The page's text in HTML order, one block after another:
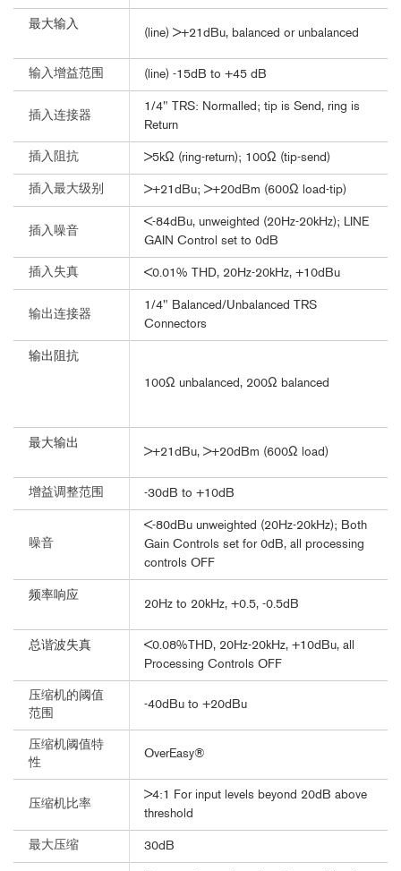
最大输入
(line) >+21dBu, balanced or unbalanced
输入增益范围 (line) -15dB to +45 dB
插入连接器
1/4" TRS: Normalled; tip is Send, ring is
Return
插入阻抗 >5kΩ (ring-return); 100Ω (tip-send)
插入最大级别 >+21dBu; >+20dBm (600Ω load-tip)
插入噪音
<-84dBu, unweighted (20Hz-20kHz); LINE
GAIN Control set to 0dB
插入失真 <0.01% THD, 20Hz-20kHz, +10dBu
输出连接器
1/4" Balanced/Unbalanced TRS
Connectors
输出阻抗
100Ω unbalanced, 200Ω balanced
最大输出
>+21dBu, >+20dBm (600Ω load)
增益调整范围 -30dB to +10dB
噪音
<-80dBu unweighted (20Hz-20kHz); Both
Gain Controls set for 0dB, all processing
controls OFF
频率响应
20Hz to 20kHz, +0.5, -0.5dB
总谐波失真
<0.08%THD, 20Hz-20kHz, +10dBu, all
Processing Controls OFF
压缩机的阈值
范围
-40dBu to +20dBu
压缩机阈值特
性
OverEasy®
压缩机比率
>4:1 For input levels beyond 20dB above
threshold
最大压缩 30dB